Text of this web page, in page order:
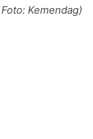
Kemendag)